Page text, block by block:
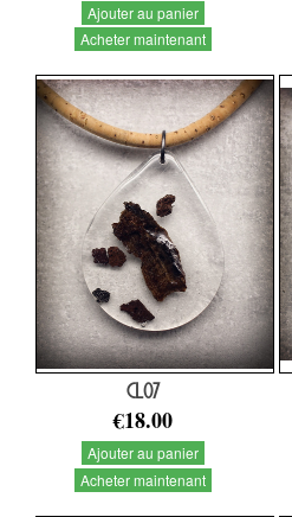
Ajouter au panier
Acheter maintenant
CL07
€18.00
Ajouter au panier
Acheter maintenant